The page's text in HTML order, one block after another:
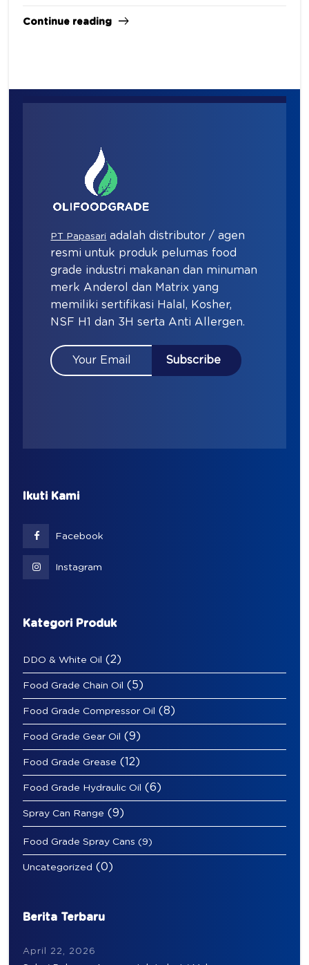
Continue reading
PT Papasari adalah distributor / agen
resmi untuk produk pelumas food
grade industri makanan dan minuman
merk Anderol dan Matrix yang
memiliki sertifikasi Halal, Kosher,
NSF H1 dan 3H serta Anti Allergen.
Ikuti Kami
Facebook
Instagram
Kategori Produk
DDO & White Oil (2)
Food Grade Chain Oil (5)
Food Grade Compressor Oil (8)
Food Grade Gear Oil (9)
Food Grade Grease (12)
Food Grade Hydraulic Oil (6)
Spray Can Range (9)
Food Grade Spray Cans (9)
Uncategorized (0)
Berita Terbaru
April 22, 2026